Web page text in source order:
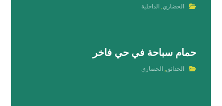
الحضاري, الداخلية
حمام سباحة في حي فاخر
الحدائق, الحضاري